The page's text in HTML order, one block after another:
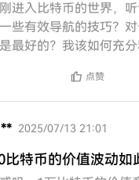
进入比特币的世界，
些有效导航的技巧？
最好的？我该如何充
点赞
2025/07/13 21:01
特币的价值波动如